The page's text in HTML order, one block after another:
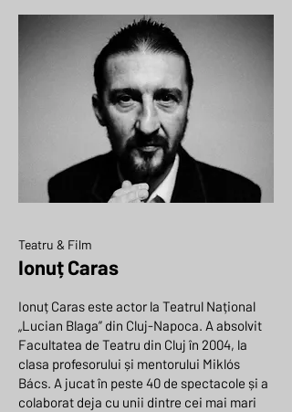
Teatru & Film
Ionuț Caras
Ionuț Caras este actor la Teatrul Național
„Lucian Blaga” din Cluj-Napoca. A absolvit
Facultatea de Teatru din Cluj în 2004, la
clasa profesorului și mentorului Miklós
Bács. A jucat în peste 40 de spectacole și a
colaborat deja cu unii dintre cei mai mari